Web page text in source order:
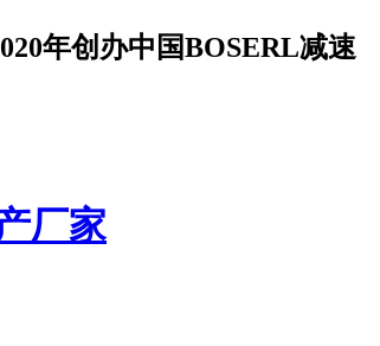
年创办中国BOSERL减速